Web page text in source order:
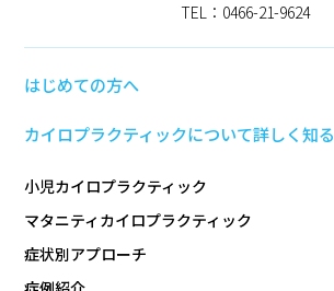
TEL：0466-21-9624
はじめての方へ
カイロプラクティックについて詳しく知る
小児カイロプラクティック
マタニティカイロプラクティック
症状別アプローチ